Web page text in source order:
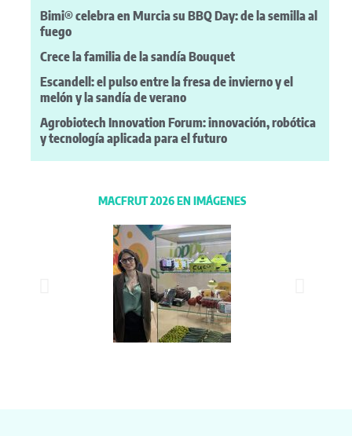
Bimi® celebra en Murcia su BBQ Day: de la semilla al
fuego
Crece la familia de la sandía Bouquet
Escandell: el pulso entre la fresa de invierno y el
melón y la sandía de verano
Agrobiotech Innovation Forum: innovación, robótica
y tecnología aplicada para el futuro
MACFRUT 2026 EN IMÁGENES